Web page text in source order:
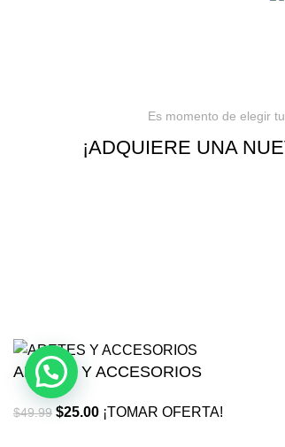
Es momento de elegir
¡ADQUIERE UNA
ARETES Y ACCESORIOS
$49.99 $25.00 ¡TOMAR OFERTA!